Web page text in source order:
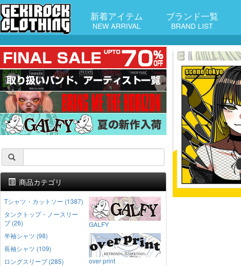
新着アイテム
NEW ARRIVAL
ブランド一覧
BRAND LIST
商品カテゴリ
Tシャツ・カットソー (1387)
タンクトップ・ノースリー
ブ (26)
半袖シャツ (98)
長袖シャツ (109)
ロングスリーブ (285)
GALFY
over print